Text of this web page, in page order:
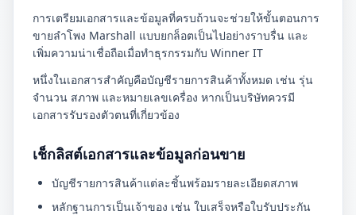
การเตรียมเอกสารและข้อมูลที่ครบถ้วนจะช่วยให้ขั้นตอนการ
ขายลำโพง Marshall แบบยกล็อตเป็นไปอย่างราบรื่น และ
เพิ่มความน่าเชื่อถือเมื่อทำธุรกรรมกับ Winner IT
หนึ่งในเอกสารสำคัญคือบัญชีรายการสินค้าทั้งหมด เช่น รุ่น
จำนวน สภาพ และหมายเลขเครื่อง หากเป็นบริษัทควรมี
เอกสารรับรองตัวตนที่เกี่ยวข้อง
เช็กลิสต์เอกสารและข้อมูลก่อนขาย
บัญชีรายการสินค้าแต่ละชิ้นพร้อมรายละเอียดสภาพ
หลักฐานการเป็นเจ้าของ เช่น ใบเสร็จหรือใบรับประกัน